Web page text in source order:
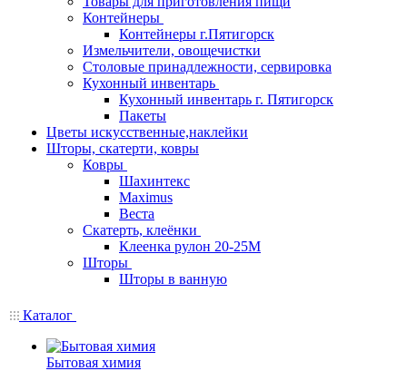
Контейнеры
Контейнеры г.Пятигорск
Измельчители, овощечистки
Столовые принадлежности, сервировка
Кухонный инвентарь
Кухонный инвентарь г. Пятигорск
Пакеты
Цветы искусственные,наклейки
Шторы, скатерти, ковры
Ковры
Шахинтекс
Maximus
Веста
Скатерть, клеёнки
Клеенка рулон 20-25М
Шторы
Шторы в ванную
Каталог
Бытовая химия